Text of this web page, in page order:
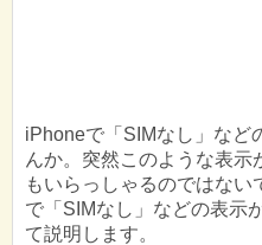
iPhoneで「SIMなし」など
んか。突然このような表
もいらっしゃるのではな
で「SIMなし」などの表示
て説明します。